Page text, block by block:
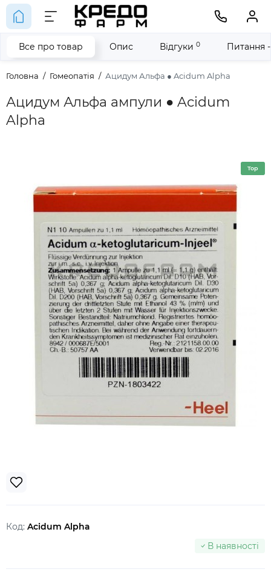
Головна Гомеопатія Ацидум Альфа ● Acidum Alpha
Ацидум Альфа ампули ● Acidum
Alpha
Все про товар Опис Відгуки 0 Питання
Top
Код: Acidum Alpha
В наявності